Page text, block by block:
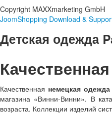
Copyright MAXXmarketing GmbH
JoomShopping Download &
Детская одежда
Качественная немецкая
магазина «Винни-Винни». В
возраста. Коллекции изделий